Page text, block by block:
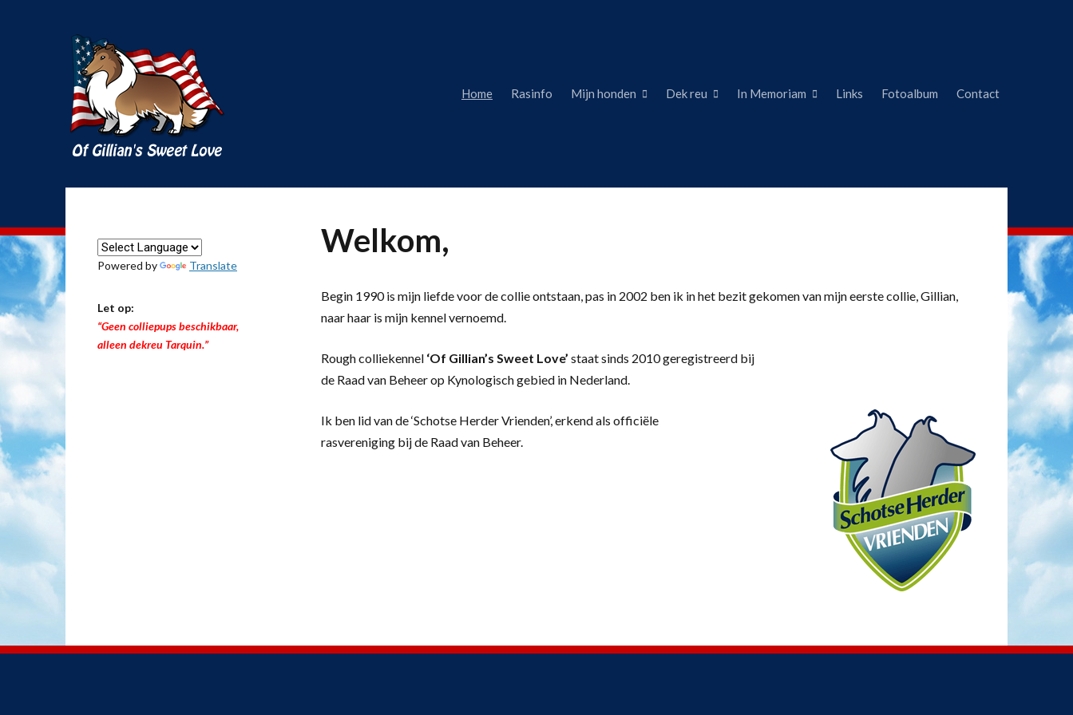
Home Rasinfo Mijn honden Dek reu In Memoriam Links Fotoalbum Contact
Welkom,
Begin 1990 is mijn liefde voor de collie ontstaan, pas in 2002 ben ik in het bezit gekomen van mijn eerste collie, Gillian,
naar haar is mijn kennel vernoemd.
Rough colliekennel ‘Of Gillian’s Sweet Love’ staat sinds 2010 geregistreerd bij
de Raad van Beheer op Kynologisch gebied in Nederland.
Ik ben lid van de ‘Schotse Herder Vrienden’, erkend als officiële
rasvereniging bij de Raad van Beheer.
Powered by Translate
Let op:
“Geen colliepups beschikbaar,
alleen dekreu Tarquin.”